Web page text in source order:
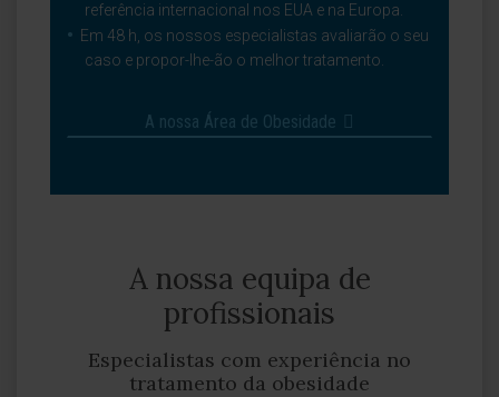
referência internacional nos EUA e na Europa.
Em 48 h, os nossos especialistas avaliarão o seu
caso e propor-lhe-ão o melhor tratamento.
A nossa Área de Obesidade
A nossa equipa de
profissionais
Especialistas com experiência no
tratamento da obesidade